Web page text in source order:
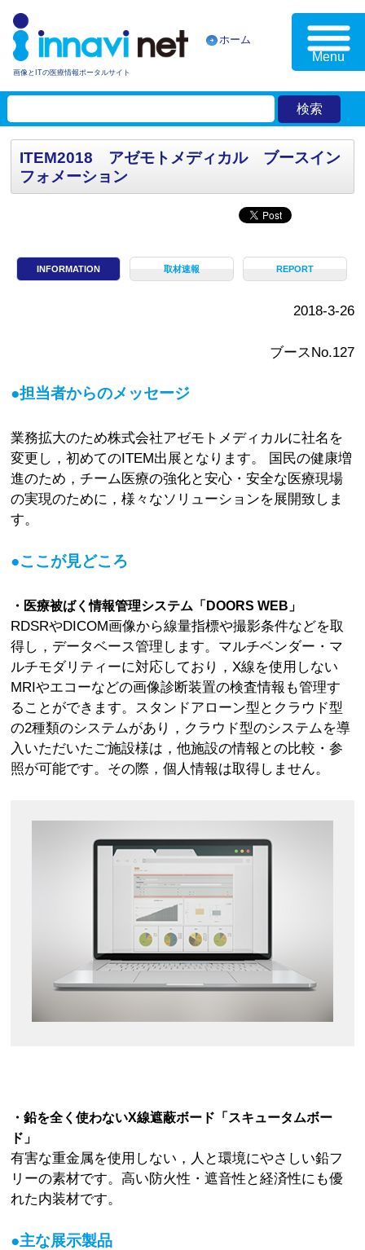
画像とITの医療情報ポータルサイト
ホーム
Menu
ITEM2018 アゼモトメディカル ブースイン
フォメーション
INFORMATION 取材速報 REPORT
2018-3-26
ブースNo.127
●担当者からのメッセージ
業務拡大のため株式会社アゼモトメディカルに社名を
変更し，初めてのITEM出展となります。 国民の健康増
進のため，チーム医療の強化と安心・安全な医療現場
の実現のために，様々なソリューションを展開致しま
す。
●ここが見どころ
・医療被ばく情報管理システム「DOORS WEB」
RDSRやDICOM画像から線量指標や撮影条件などを取
得し，データベース管理します。マルチベンダー・マ
ルチモダリティーに対応しており，X線を使用しない
MRIやエコーなどの画像診断装置の検査情報も管理す
ることができます。スタンドアローン型とクラウド型
の2種類のシステムがあり，クラウド型のシステムを導
入いただいたご施設様は，他施設の情報との比較・参
照が可能です。その際，個人情報は取得しません。
・鉛を全く使わないX線遮蔽ボード「スキュータムボー
ド」
有害な重金属を使用しない，人と環境にやさしい鉛フ
リーの素材です。高い防火性・遮音性と経済性にも優
れた内装材です。
●主な展示製品